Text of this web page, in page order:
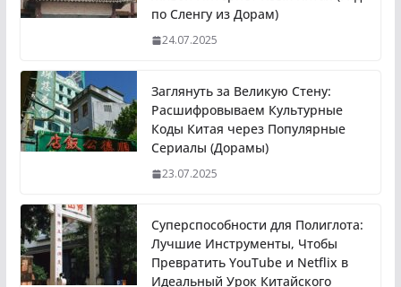
по Сленгу из Дорам)
24.07.2025
Заглянуть за Великую Стену:
Расшифровываем Культурные
Коды Китая через Популярные
Сериалы (Дорамы)
23.07.2025
Суперспособности для Полиглота:
Лучшие Инструменты, Чтобы
Превратить YouTube и Netflix в
Идеальный Урок Китайского